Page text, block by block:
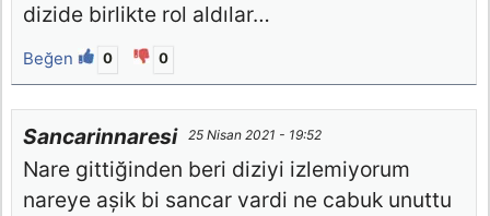
dizide birlikte rol aldılar…
Beğen 0 0
Sancarinnaresi 25 Nisan 2021 - 19:52
Nare gittiğinden beri diziyi izlemiyorum
nareye așik bi sancar vardi ne cabuk unuttu